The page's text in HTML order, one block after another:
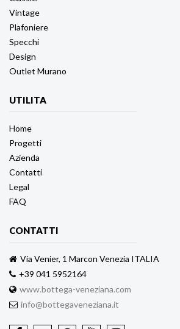
Vintage
Plafoniere
Specchi
Design
Outlet Murano
UTILITA
Home
Progetti
Azienda
Contatti
Legal
FAQ
CONTATTI
Via Venier, 1 Marcon Venezia ITALIA
+39 041 5952164
www.bottega-veneziana.com
info@bottegaveneziana.it